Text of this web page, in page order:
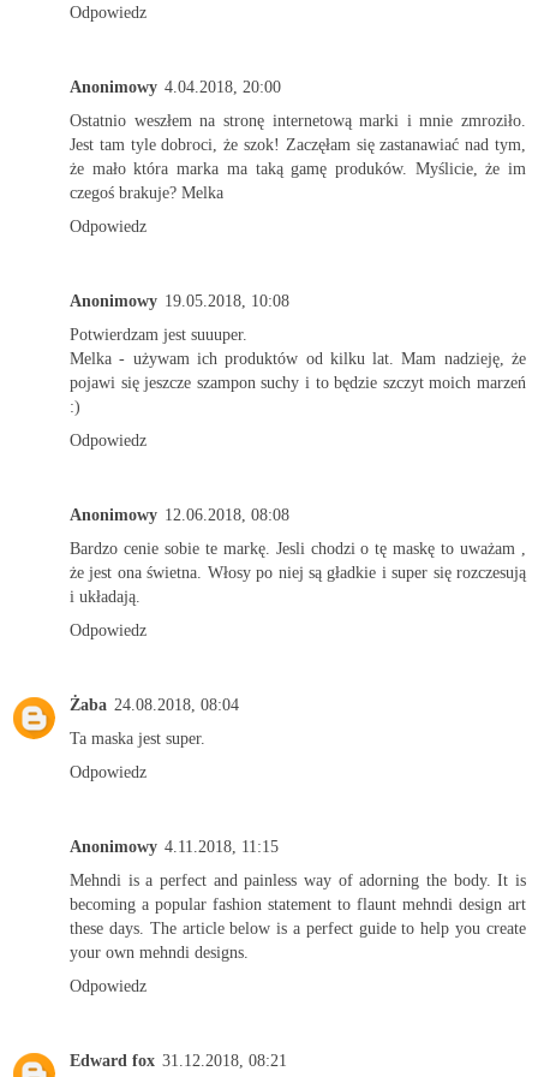
Odpowiedz
Anonimowy 4.04.2018, 20:00
Ostatnio weszłem na stronę internetową marki i mnie zmroziło.
Jest tam tyle dobroci, że szok! Zaczęłam się zastanawiać nad tym,
że mało która marka ma taką gamę produków. Myślicie, że im
czegoś brakuje? Melka
Odpowiedz
Anonimowy 19.05.2018, 10:08
Potwierdzam jest suuuper.
Melka - używam ich produktów od kilku lat. Mam nadzieję, że
pojawi się jeszcze szampon suchy i to będzie szczyt moich marzeń
:)
Odpowiedz
Anonimowy 12.06.2018, 08:08
Bardzo cenie sobie te markę. Jesli chodzi o tę maskę to uważam ,
że jest ona świetna. Włosy po niej są gładkie i super się rozczesują
i układają.
Odpowiedz
Żaba 24.08.2018, 08:04
Ta maska jest super.
Odpowiedz
Anonimowy 4.11.2018, 11:15
Mehndi is a perfect and painless way of adorning the body. It is
becoming a popular fashion statement to flaunt mehndi design art
these days. The article below is a perfect guide to help you create
your own mehndi designs.
Odpowiedz
Edward fox 31.12.2018, 08:21